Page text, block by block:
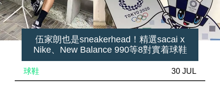
伍家朗也是sneakerhead！精選sacai x
Nike、New Balance 990等8對實着球鞋
球鞋 30 JUL